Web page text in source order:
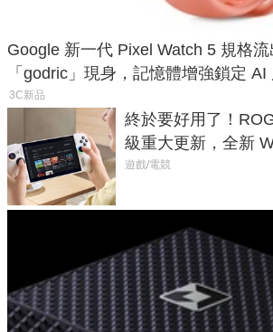
Google 新一代 Pixel Watch 5 規格
「godric」現身，記憶體增強鎖定 AI
3C新品
終於要好用了！
級重大更新，全新
式讓操作就像 Xbox
遊戲/電競